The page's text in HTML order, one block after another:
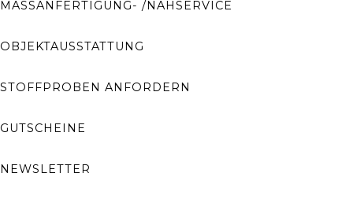
MASSANFERTIGUNG- /NÄHSERVICE
OBJEKTAUSSTATTUNG
STOFFPROBEN ANFORDERN
GUTSCHEINE
NEWSLETTER